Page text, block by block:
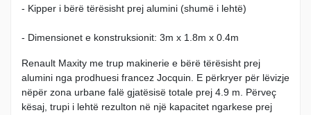
- Kipper i bërë tërësisht prej alumini (shumë i lehtë)
- Dimensionet e konstruksionit: 3m x 1.8m x 0.4m
Renault Maxity me trup makinerie e bërë tërësisht prej
alumini nga prodhuesi francez Jocquin. E përkryer për lëvizje
nëpër zona urbane falë gjatësisë totale prej 4.9 m. Përveç
kësaj, trupi i lehtë rezulton në një kapacitet ngarkese prej